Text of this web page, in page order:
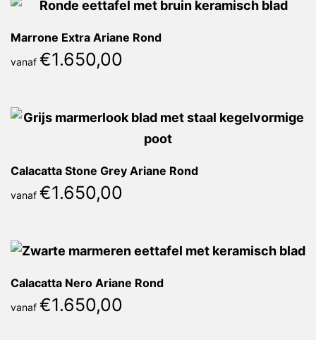
Marrone Extra Ariane Rond
vanaf €1.650,00
Calacatta Stone Grey Ariane Rond
vanaf €1.650,00
Calacatta Nero Ariane Rond
vanaf €1.650,00